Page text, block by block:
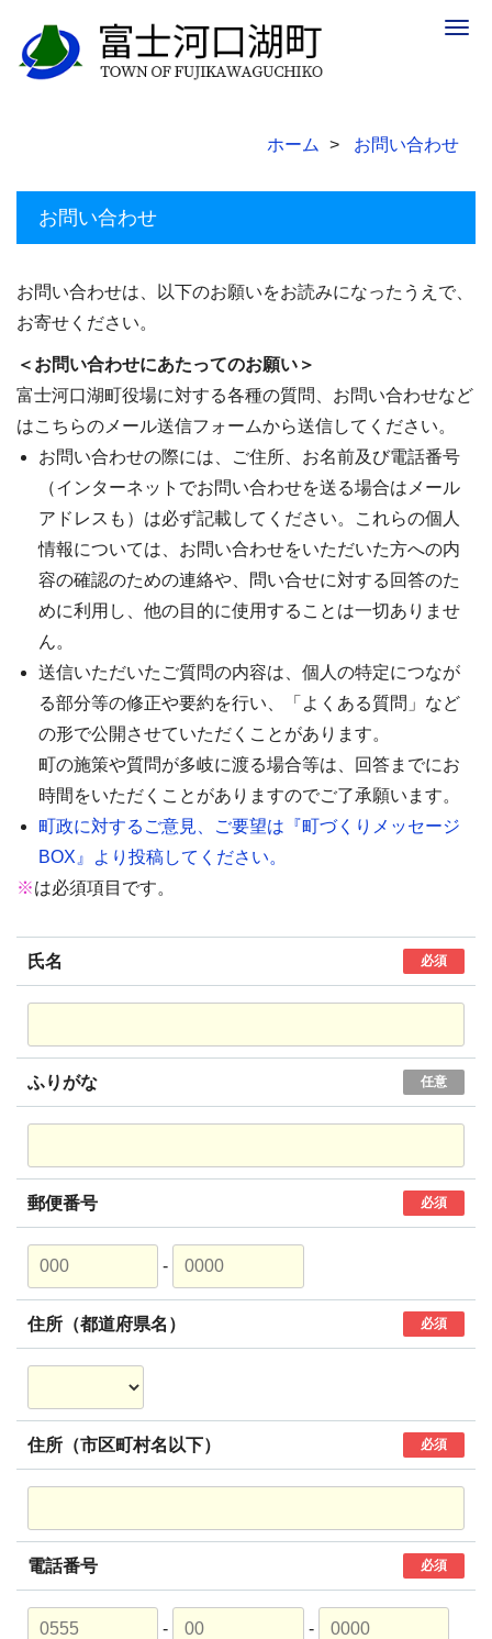
ホーム お問い合わせ
お問い合わせ
お問い合わせは、以下のお願いをお読みになったうえで、
お寄せください。
＜お問い合わせにあたってのお願い＞
富士河口湖町役場に対する各種の質問、お問い合わせなど
はこちらのメール送信フォームから送信してください。
お問い合わせの際には、ご住所、お名前及び電話番号
（インターネットでお問い合わせを送る場合はメール
アドレスも）は必ず記載してください。これらの個人
情報については、お問い合わせをいただいた方への内
容の確認のための連絡や、問い合せに対する回答のた
めに利用し、他の目的に使用することは一切ありませ
ん。
送信いただいたご質問の内容は、個人の特定につなが
る部分等の修正や要約を行い、「よくある質問」など
の形で公開させていただくことがあります。
町の施策や質問が多岐に渡る場合等は、回答までにお
時間をいただくことがありますのでご了承願います。
町政に対するご意見、ご要望は『町づくりメッセージ
BOX』より投稿してください。
※は必須項目です。
氏名 必須
ふりがな 任意
郵便番号 必須
-
住所（都道府県名） 必須
住所（市区町村名以下） 必須
電話番号 必須
- -